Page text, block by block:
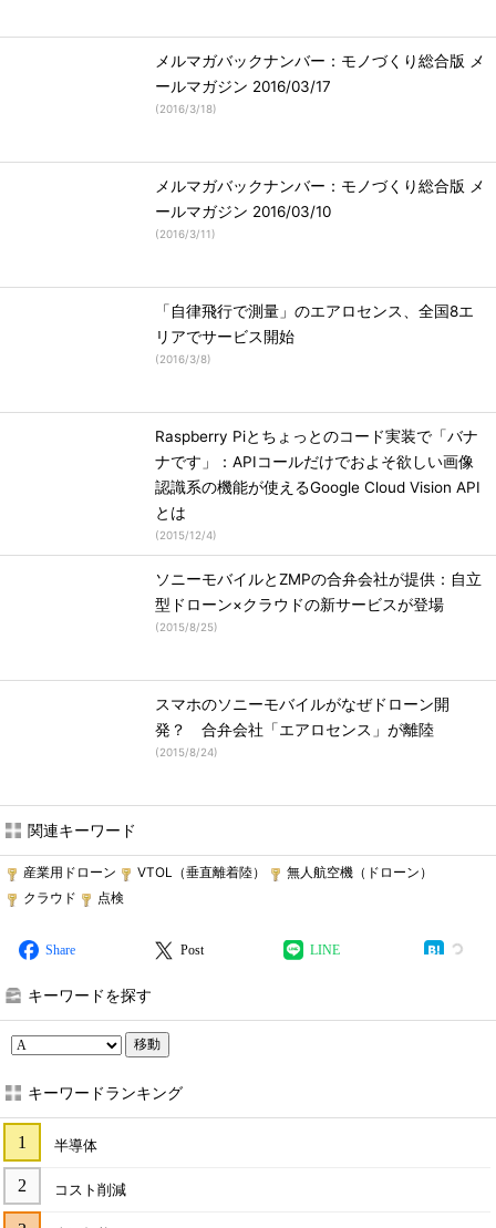
メルマガバックナンバー：モノづくり総合版 メ
ールマガジン 2016/03/17
(2016/3/18)
メルマガバックナンバー：モノづくり総合版 メ
ールマガジン 2016/03/10
(2016/3/11)
「自律飛行で測量」のエアロセンス、全国8エ
リアでサービス開始
(2016/3/8)
Raspberry Piとちょっとのコード実装で「バナ
ナです」：APIコールだけでおよそ欲しい画像
認識系の機能が使えるGoogle Cloud Vision API
とは
(2015/12/4)
ソニーモバイルとZMPの合弁会社が提供：自立
型ドローン×クラウドの新サービスが登場
(2015/8/25)
スマホのソニーモバイルがなぜドローン開
発？ 合弁会社「エアロセンス」が離陸
(2015/8/24)
関連キーワード
産業用ドローン VTOL（垂直離着陸）
無人航空機（ドローン）
クラウド
点検
Share Post LINE
キーワードを探す
移動
キーワードランキング
半導体
コスト削減